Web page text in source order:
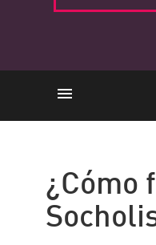
Cómo
Detección y
¿Cómo